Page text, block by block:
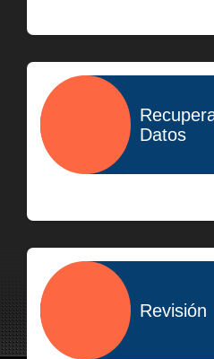
Datos
Revisión